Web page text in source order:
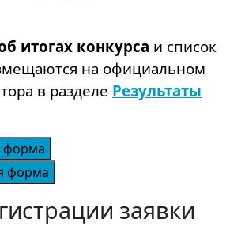
итогах конкурса и список
на официальном
в разделе Результаты
форма
форма
заявки